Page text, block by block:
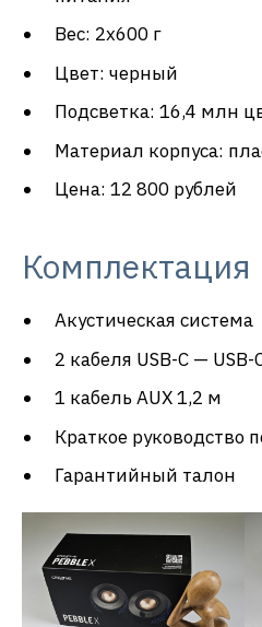
Вес: 2х600 г
Цвет: черный
Подсветка: 16,4 млн
Материал корпуса:
Цена: 12 800 рублей
Комплектация
Акустическая система
2 кабеля USB-C —
1 кабель AUX 1,2 м
Краткое руководство
Гарантийный талон